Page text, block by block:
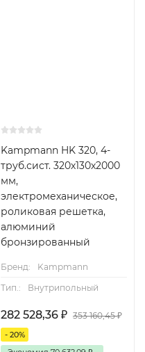
Kampmann HK 320, 4-
труб.сист. 320х130х2000
мм,
электромеханическое,
роликовая решетка,
алюминий
бронзированный
Бренд:
Kampmann
Тип.:
Внутрипольный
282 528,36 ₽ 353 160,45₽
- 20%